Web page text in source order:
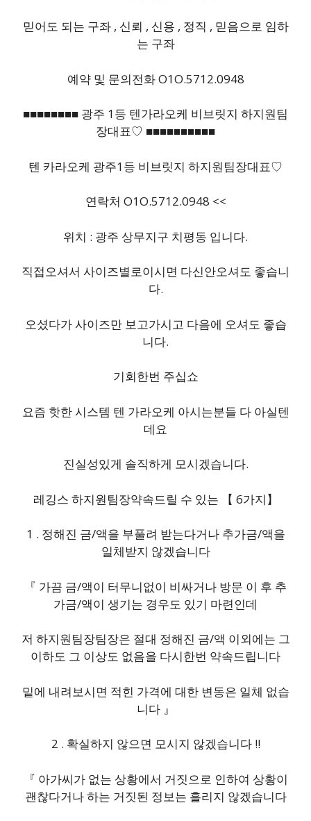
믿어도 되는 구좌 , 신뢰 , 신용 , 정직 , 믿음으로 임하
는 구좌
예약 및 문의전화 O1O.5712.0948
■■■■■■■■ 광주 1등 텐가라오케 비브릿지 하지원팀
장대표♡ ■■■■■■■■■■
텐 카라오케 광주1등 비브릿지 하지원팀장대표♡
연락처 O1O.5712.0948 <<
위치 : 광주 상무지구 치평동 입니다.
직접오셔서 사이즈별로이시면 다신안오셔도 좋습니
다.
오셨다가 사이즈만 보고가시고 다음에 오셔도 좋습
니다.
기회한번 주십쇼
요즘 핫한 시스템 텐 가라오케 아시는분들 다 아실텐
데요
진실성있게 솔직하게 모시겠습니다.
레깅스 하지원팀장약속드릴 수 있는 【 6가지】
1 . 정해진 금/액을 부풀려 받는다거나 추가금/액을
일체받지 않겠습니다
『 가끔 금/액이 터무니없이 비싸거나 방문 이 후 추
가금/액이 생기는 경우도 있기 마련인데
저 하지원팀장팀장은 절대 정해진 금/액 이외에는 그
이하도 그 이상도 없음을 다시한번 약속드립니다
밑에 내려보시면 적힌 가격에 대한 변동은 일체 없습
니다 』
2 . 확실하지 않으면 모시지 않겠습니다 !!
『 아가씨가 없는 상황에서 거짓으로 인하여 상황이
괜찮다거나 하는 거짓된 정보는 흘리지 않겠습니다